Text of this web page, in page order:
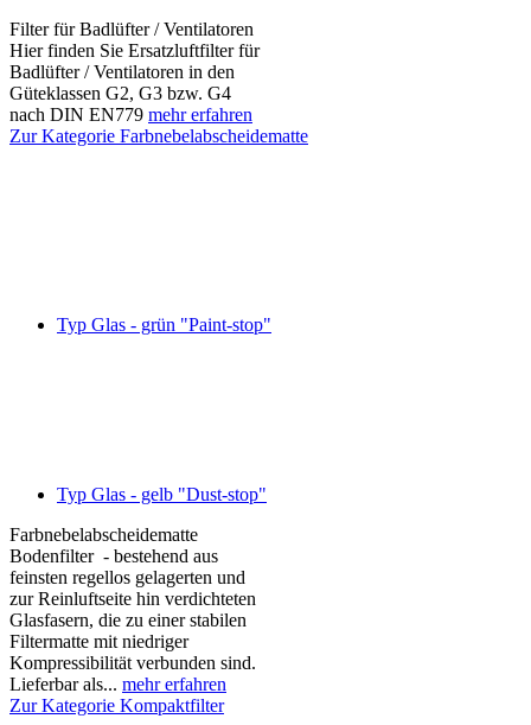
Filter für Badlüfter / Ventilatoren
Hier finden Sie Ersatzluftfilter für
Badlüfter / Ventilatoren in den
Güteklassen G2, G3 bzw. G4
nach DIN EN779 mehr erfahren
Zur Kategorie Farbnebelabscheidematte
Typ Glas - grün "Paint-stop"
Typ Glas - gelb "Dust-stop"
Farbnebelabscheidematte
Bodenfilter - bestehend aus
feinsten regellos gelagerten und
zur Reinluftseite hin verdichteten
Glasfasern, die zu einer stabilen
Filtermatte mit niedriger
Kompressibilität verbunden sind.
Lieferbar als... mehr erfahren
Zur Kategorie Kompaktfilter